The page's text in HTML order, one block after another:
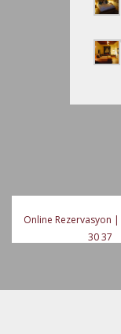
Online Rezervasyon |
30 37